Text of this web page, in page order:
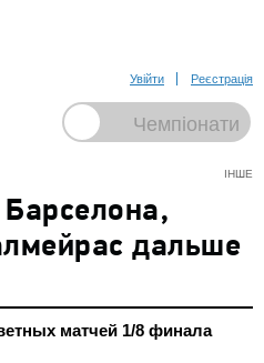
Увійти Реєстрація
ІНШЕ
дальше
матчей 1/8 финала